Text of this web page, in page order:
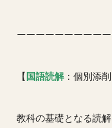
ーーーーーーーーー
【 国語読解：個別添削
教科の基礎となる読